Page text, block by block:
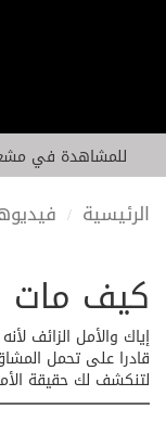
للمشاهدة في
الرئيسية
كيف مات
إياك والأمل الزائف
قادرا على تحمل
لتنكشف لك حقيقة